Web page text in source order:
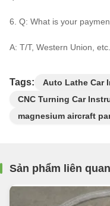
6. Q: What is your
A: T/T, Western Union, etc.
Tags:
Auto Lathe Car
CNC Turning Car
magnesium aircraft
Sản phẩm liên quan